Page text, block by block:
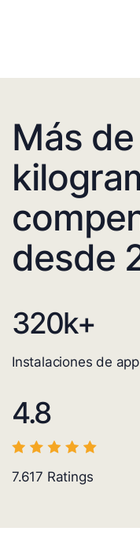
Más
desde
320k+
Instalaciones de
4.8
7.617 Ratings